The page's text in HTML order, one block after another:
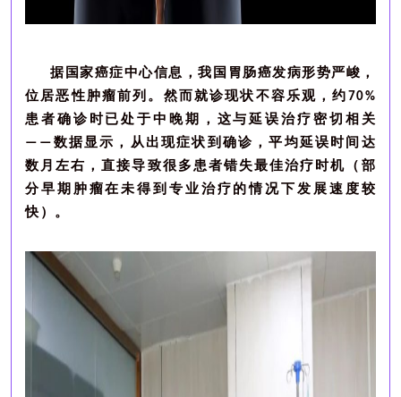
据国家癌症中心信息，我国胃肠癌发病形势严峻，
位居恶性肿瘤前列。然而就诊现状不容乐观，约 70%
患者确诊时已处于中晚期，这与延误治疗密切相关
—— 数据显示，从出现症状到确诊，平均延误时间达
数月左右 ，直接导致很多患者错失最佳治疗时机（部
分早期肿瘤在未得到专业治疗的情况下发展速度较
快）。